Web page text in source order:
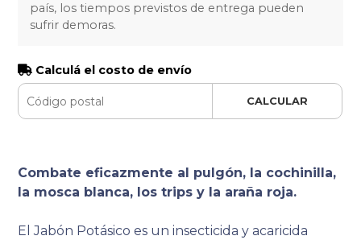
país, los tiempos previstos de entrega pueden
sufrir demoras.
Calculá el costo de envío
CALCULAR
Combate eficazmente al pulgón, la cochinilla,
la mosca blanca, los trips y la araña roja.
El Jabón Potásico es un insecticida y acaricida